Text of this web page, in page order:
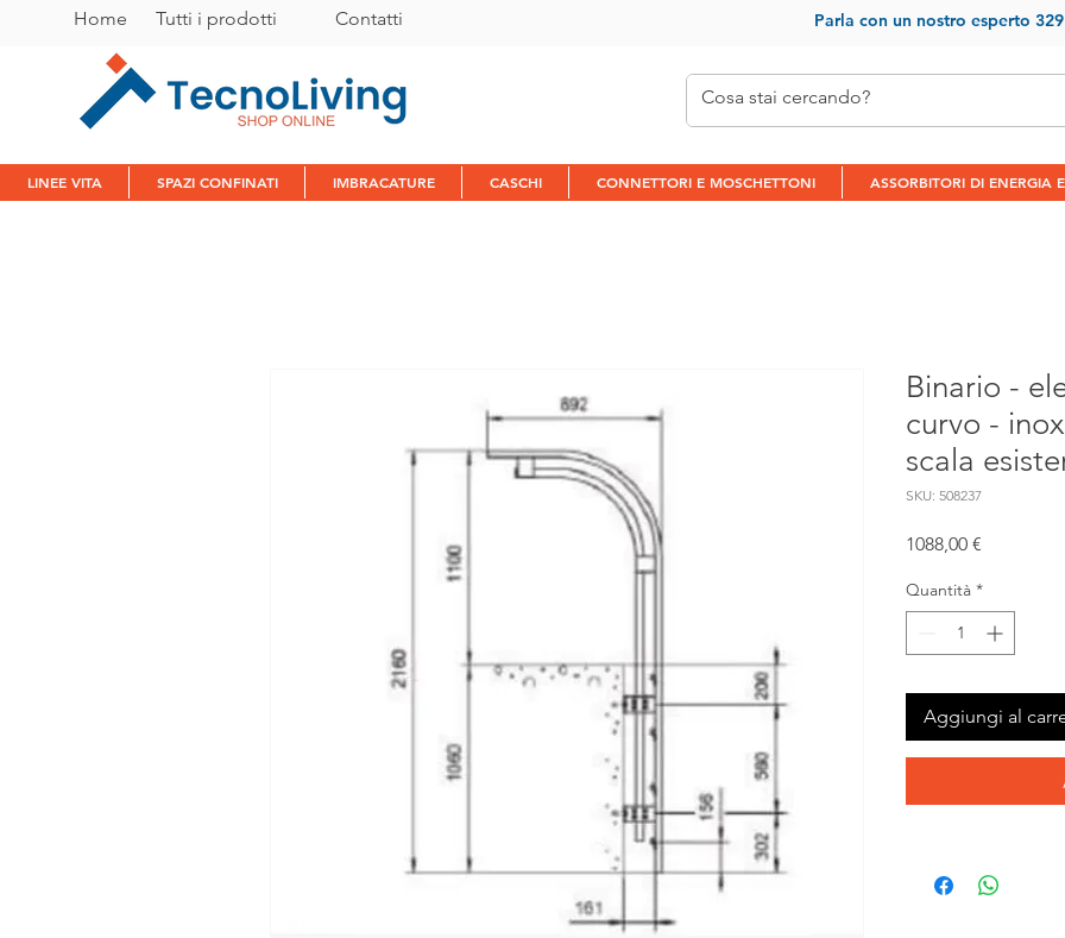
Home Tutti i prodotti Contatti Parla con un nostro esperto
LINEE VITA SPAZI CONFINATI IMBRACATURE CASCHI CONNETTORI E MOSCHETTONI ASSORBITORI DI ENERGIA
Binario -
curvo -
scala
SKU: 508237
1088,00 €
Quantità *
Aggiungi al